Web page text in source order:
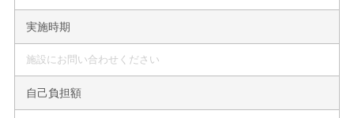
実施時期
施設にお問い合わせください
自己負担額